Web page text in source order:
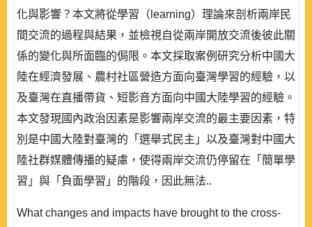
化與影響？本文將從學習（learning）理論來剖析兩岸民
間交流的過程與結果，並檢視自從兩岸開放交流後彼此關
係的變化與所面臨的侷限。本文採取案例研究分析中國大
陸在經濟發展、農村社區營造方面向臺灣學習的經驗，以
及臺灣在直播帶貨、短影音方面向中國大陸學習的經驗。
本文發現國內政治因素是影響兩岸交流的最主要因素，特
別是中國大陸對臺灣的「選舉式民主」以及臺灣對中國大
陸社群媒體傳播的疑慮，使得兩岸交流仍停留在「簡單學
習」與「負面學習」的階段，因此無法..
What changes and impacts have brought to the cross-